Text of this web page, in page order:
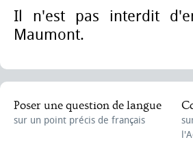
Il n'est pas interdit
Maumont.
Poser une question de langue
sur un point précis de français